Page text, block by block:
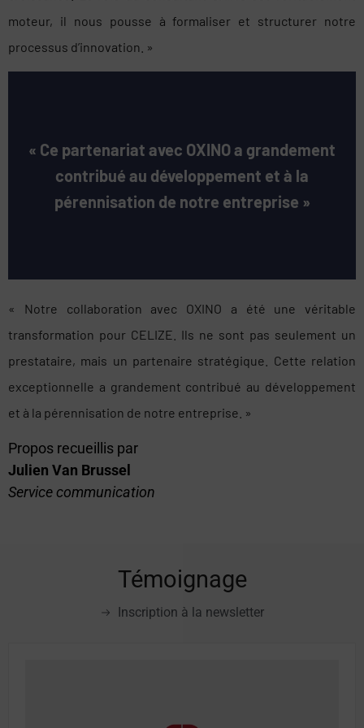
moteur, il nous pousse à formaliser et structurer notre
processus d’innovation. »
« Ce partenariat avec OXINO a grandement
contribué au développement et à la
pérennisation de notre entreprise »
« Notre collaboration avec OXINO a été une véritable
transformation pour CELIZE. Ils ne sont pas seulement un
prestataire, mais un partenaire stratégique. Cette relation
exceptionnelle a grandement contribué au développement
et à la pérennisation de notre entreprise. »
Propos recueillis par
Julien Van Brussel
Service communication
Témoignage
Inscription à la newsletter